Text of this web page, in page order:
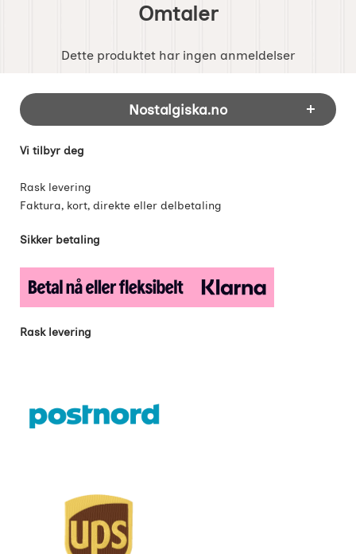
Omtaler
Dette produktet har ingen anmeldelser
Footer-innhold Blandet informasjon og
Nostalgiska.no
Vi tilbyr deg
Rask levering
Faktura, kort, direkte eller delbetaling
Sikker betaling
Rask levering